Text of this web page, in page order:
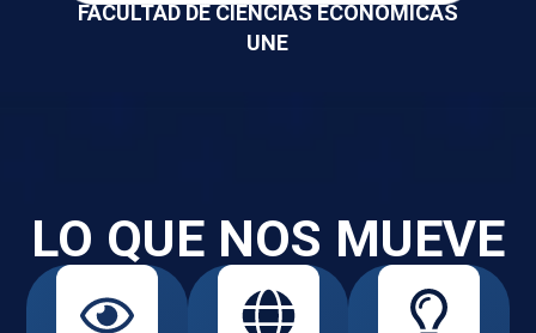
FACULTAD DE CIENCIAS ECONOMICAS
UNE
LO QUE NOS MUEVE